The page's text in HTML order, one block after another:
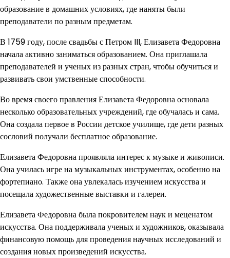
образование в домашних условиях, где наняты были
преподаватели по разным предметам.
В 1759 году, после свадьбы с Петром III, Елизавета Федоровна
начала активно заниматься образованием. Она приглашала
преподавателей и ученых из разных стран, чтобы обучиться и
развивать свои умственные способности.
Во время своего правления Елизавета Федоровна основала
несколько образовательных учреждений, где обучалась и сама.
Она создала первое в России детское училище, где дети разных
сословий получали бесплатное образование.
Елизавета Федоровна проявляла интерес к музыке и живописи.
Она училась игре на музыкальных инструментах, особенно на
фортепиано. Также она увлекалась изучением искусства и
посещала художественные выставки и галереи.
Елизавета Федоровна была покровителем наук и меценатом
искусства. Она поддерживала ученых и художников, оказывала
финансовую помощь для проведения научных исследований и
создания новых произведений искусства.